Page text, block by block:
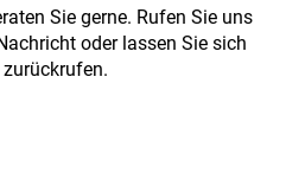
Sie gerne. Rufen Sie uns
oder lassen Sie sich